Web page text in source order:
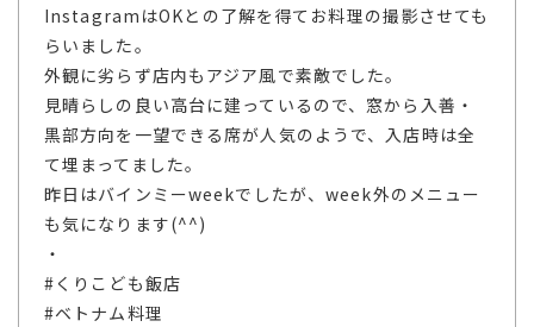
InstagramはOKとの了解を得てお料理の撮影させても
らいました。
外観に劣らず店内もアジア風で素敵でした。
見晴らしの良い高台に建っているので、窓から入善・
黒部方向を一望できる席が人気のようで、入店時は全
て埋まってました。
昨日はバインミーweekでしたが、week外のメニュー
も気になります(^^)
・
#くりこども飯店
#ベトナム料理